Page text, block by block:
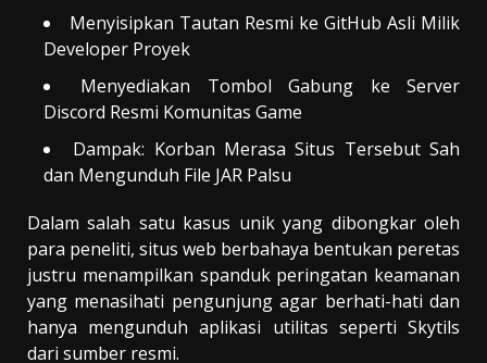
Menyisipkan Tautan Resmi ke GitHub Asli Milik
Developer Proyek
Menyediakan Tombol Gabung ke Server
Discord Resmi Komunitas Game
Dampak: Korban Merasa Situs Tersebut Sah
dan Mengunduh File JAR Palsu
Dalam salah satu kasus unik yang dibongkar oleh
para peneliti, situs web berbahaya bentukan peretas
justru menampilkan spanduk peringatan keamanan
yang menasihati pengunjung agar berhati-hati dan
hanya mengunduh aplikasi utilitas seperti Skytils
dari sumber resmi.